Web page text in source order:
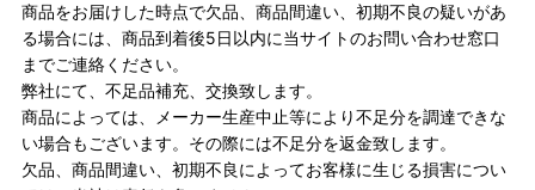
商品をお届けした時点で欠品、商品間違い、初期不良の疑いがあ
る場合には、商品到着後5日以内に当サイトのお問い合わせ窓口
までご連絡ください。
弊社にて、不足品補充、交換致します。
商品によっては、メーカー生産中止等により不足分を調達できな
い場合もございます。その際には不足分を返金致します。
欠品、商品間違い、初期不良によってお客様に生じる損害につい